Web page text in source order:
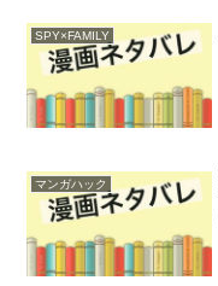
SPY×FAMILY
マンガハック